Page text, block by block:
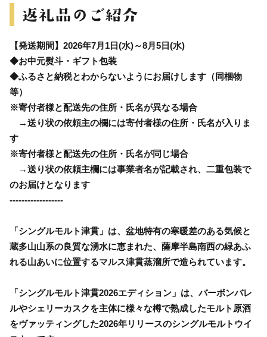
【発送期間】2026年7月1日(水)～8月5日(水)
◆お中元熨斗・ギフト包装
◆ふるさと納税とわからないようにお届けします（同梱物
等）
※寄付者様と配送先の住所・氏名が異なる場合
→送り状の依頼主の欄には寄付者様の住所・氏名が入りま
す
※寄付者様と配送先の住所・氏名が同じ場合
→送り状の依頼主欄には事業者名が記載され、二重包装で
のお届けとなります
------------------
「シングルモルト津貫」は、盆地特有の寒暖差のある気候と
蔵多山山系の良質な湧水に恵まれた、薩摩半島南西の緑あふ
れる山あいに位置するマルス津貫蒸溜所で造られています。
「シングルモルト津貫2026エディション」は、バーボンバレ
ルやシェリーカスクを主体に様々な樽で熟成したモルト原酒
をヴァッティングした2026年リリースのシングルモルトウイ